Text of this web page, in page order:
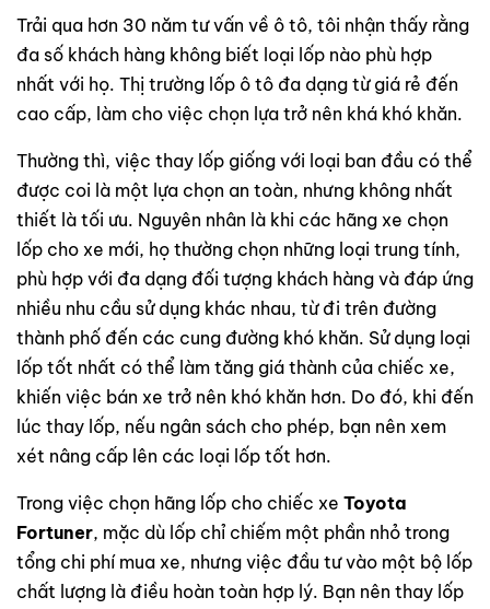
Trải qua hơn 30 năm tư vấn về ô tô, tôi nhận thấy rằng
đa số khách hàng không biết loại lốp nào phù hợp
nhất với họ. Thị trường lốp ô tô đa dạng từ giá rẻ đến
cao cấp, làm cho việc chọn lựa trở nên khá khó khăn.
Thường thì, việc thay lốp giống với loại ban đầu có thể
được coi là một lựa chọn an toàn, nhưng không nhất
thiết là tối ưu. Nguyên nhân là khi các hãng xe chọn
lốp cho xe mới, họ thường chọn những loại trung tính,
phù hợp với đa dạng đối tượng khách hàng và đáp ứng
nhiều nhu cầu sử dụng khác nhau, từ đi trên đường
thành phố đến các cung đường khó khăn. Sử dụng loại
lốp tốt nhất có thể làm tăng giá thành của chiếc xe,
khiến việc bán xe trở nên khó khăn hơn. Do đó, khi đến
lúc thay lốp, nếu ngân sách cho phép, bạn nên xem
xét nâng cấp lên các loại lốp tốt hơn.
Trong việc chọn hãng lốp cho chiếc xe Toyota
Fortuner, mặc dù lốp chỉ chiếm một phần nhỏ trong
tổng chi phí mua xe, nhưng việc đầu tư vào một bộ lốp
chất lượng là điều hoàn toàn hợp lý. Bạn nên thay lốp